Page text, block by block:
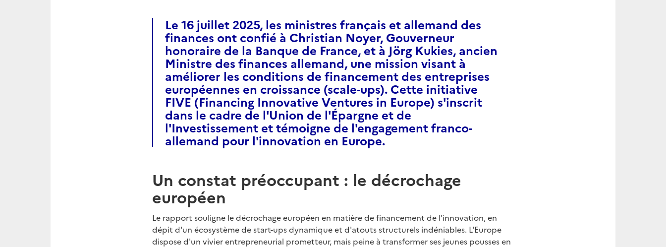
Le 16 juillet 2025, les ministres français et allemand des
finances ont confié à Christian Noyer, Gouverneur
honoraire de la Banque de France, et à Jörg Kukies, ancien
Ministre des finances allemand, une mission visant à
améliorer les conditions de financement des entreprises
européennes en croissance (scale-ups). Cette initiative
FIVE (Financing Innovative Ventures in Europe) s'inscrit
dans le cadre de l'Union de l'Épargne et de
l'Investissement et témoigne de l'engagement franco-
allemand pour l'innovation en Europe.
Un constat préoccupant : le décrochage
européen
Le rapport souligne le décrochage européen en matière de financement de l'innovation, en
dépit d'un écosystème de start-ups dynamique et d'atouts structurels indéniables. L'Europe
dispose d'un vivier entrepreneurial prometteur, mais peine à transformer ses jeunes pousses en